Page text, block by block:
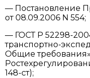
— Постановление
от 08.09.2006 N 554;
— ГОСТ Р 52298-
транспортно-
Общие
148-ст);